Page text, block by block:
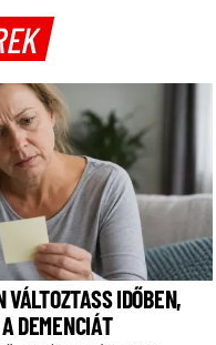
VÁLTOZTASS IDŐBEN,
DEMENCIÁT